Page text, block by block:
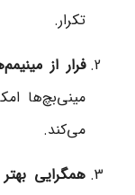
تکرار.
فرار از
مینی‌بچ‌ها
می‌کند.
همگرایی